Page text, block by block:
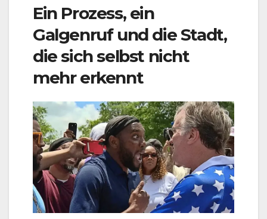
Ein Prozess, ein
Galgenruf und die Stadt,
die sich selbst nicht
mehr erkennt